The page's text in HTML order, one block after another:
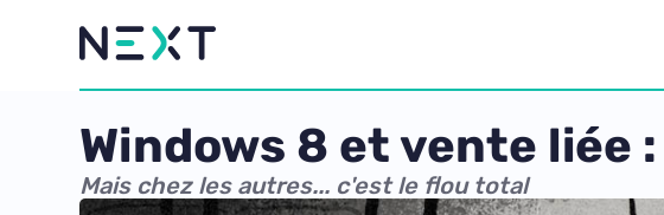
Windows 8 et vente liée
Mais chez les autres... c'est le flou total